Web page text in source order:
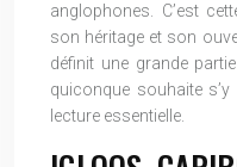
anglophones. C’est
son héritage et son
définit une grande
quiconque souhaite
lecture essentielle.